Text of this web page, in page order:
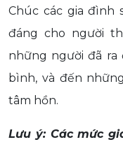
Chúc các gia đình
đáng cho người
những người đã ra
bình, và đến
tâm hồn.
Lưu ý: Các mức